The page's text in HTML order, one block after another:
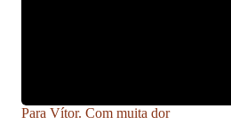
Para Vítor. Com muita dor